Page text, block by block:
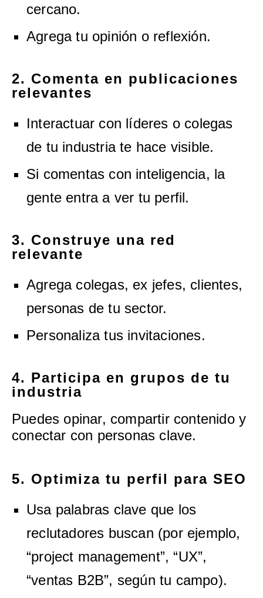
cercano.
Agrega tu opinión o reflexión.
2. Comenta en publicaciones
relevantes
Interactuar con líderes o colegas
de tu industria te hace visible.
Si comentas con inteligencia, la
gente entra a ver tu perfil.
3. Construye una red
relevante
Agrega colegas, ex jefes, clientes,
personas de tu sector.
Personaliza tus invitaciones.
4. Participa en grupos de tu
industria
Puedes opinar, compartir contenido y
conectar con personas clave.
5. Optimiza tu perfil para SEO
Usa palabras clave que los
reclutadores buscan (por ejemplo,
“project management”, “UX”,
“ventas B2B”, según tu campo).